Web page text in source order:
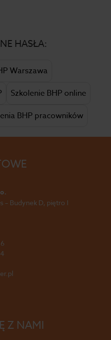
HASŁA:
Warszawa
Szkolenie BHP online
BHP pracowników
– Budynek D, piętro I
Z NAMI